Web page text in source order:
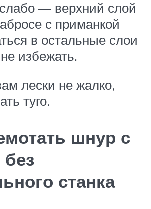
— верхний слой
с приманкой
в остальные слои
избежать.
лески не жалко,
туго.
шнур с
станка